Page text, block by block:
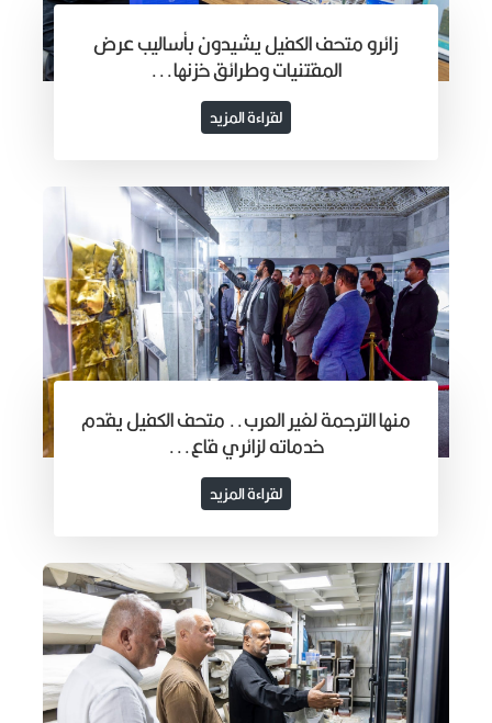
زائرو متحف الكفيل يشيدون بأساليب عرض
المقتنيات وطرائق خزنها...
لقراءة المزيد
منها الترجمة لغير العرب.. متحف الكفيل يقدم
خدماته لزائري قاع...
لقراءة المزيد